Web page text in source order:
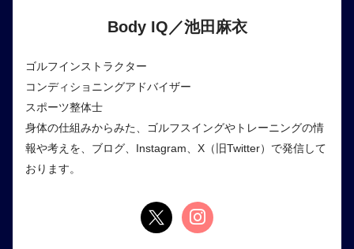
Body IQ／池田麻衣
ゴルフインストラクター
コンディショニングアドバイザー
スポーツ整体士
身体の仕組みからみた、ゴルフスイングやトレーニングの情
報や考えを、ブログ、Instagram、X（旧Twitter）で発信して
おります。